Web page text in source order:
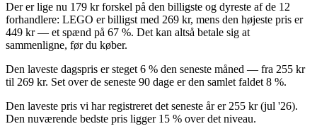
Der er lige nu 179 kr forskel på den billigste og dyreste af de 12
forhandlere: LEGO er billigst med 269 kr, mens den højeste pris er
449 kr — et spænd på 67 %. Det kan altså betale sig at
sammenligne, før du køber.
Den laveste dagspris er steget 6 % den seneste måned — fra 255 kr
til 269 kr. Set over de seneste 90 dage er den samlet faldet 8 %.
Den laveste pris vi har registreret det seneste år er 255 kr (jul '26).
Den nuværende bedste pris ligger 15 % over det niveau.